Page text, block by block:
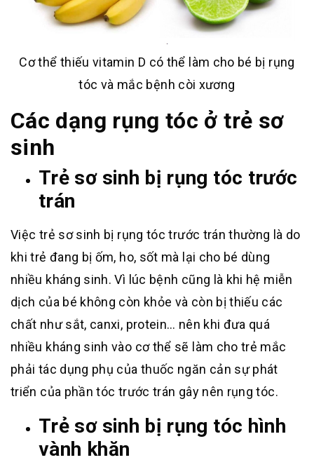
Cơ thể thiếu vitamin D có thể làm cho bé bị rụng
tóc và mắc bệnh còi xương
Các dạng rụng tóc ở trẻ sơ
sinh
Trẻ sơ sinh bị rụng tóc trước
trán
Việc trẻ sơ sinh bị rụng tóc trước trán thường là do
khi trẻ đang bị ốm, ho, sốt mà lại cho bé dùng
nhiều kháng sinh. Vì lúc bệnh cũng là khi hệ miễn
dịch của bé không còn khỏe và còn bị thiếu các
chất như sắt, canxi, protein… nên khi đưa quá
nhiều kháng sinh vào cơ thể sẽ làm cho trẻ mắc
phải tác dụng phụ của thuốc ngăn cản sự phát
triển của phần tóc trước trán gây nên rụng tóc.
Trẻ sơ sinh bị rụng tóc hình
vành khăn